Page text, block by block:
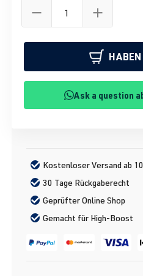
Ask a question
Kostenloser Versand ab
30 Tage Rückgaberecht
Geprüfter Online Shop
Gemacht für High-Boost